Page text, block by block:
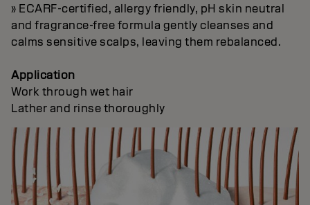
» ECARF-certified, allergy friendly, pH skin neutral
and fragrance-free formula gently cleanses and
calms sensitive scalps, leaving them rebalanced.
Application
Work through wet hair
Lather and rinse thoroughly